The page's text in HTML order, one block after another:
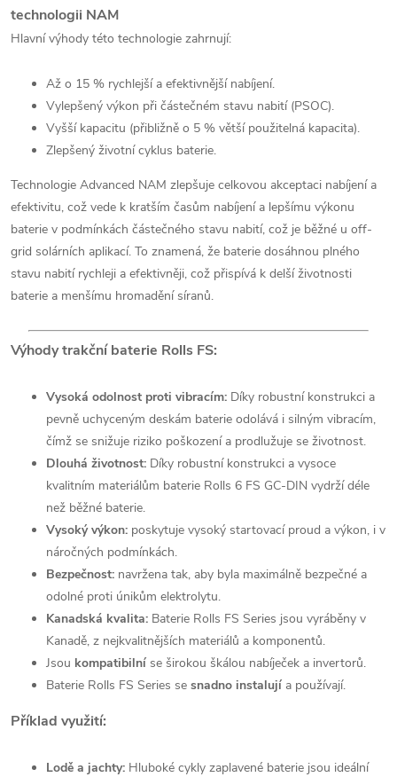
technologii NAM
Hlavní výhody této technologie zahrnují:
Až o 15 % rychlejší a efektivnější nabíjení.
Vylepšený výkon při částečném stavu nabití (PSOC).
Vyšší kapacitu (přibližně o 5 % větší použitelná kapacita).
Zlepšený životní cyklus baterie.
Technologie Advanced NAM zlepšuje celkovou akceptaci nabíjení a
efektivitu, což vede k kratším časům nabíjení a lepšímu výkonu
baterie v podmínkách částečného stavu nabití, což je běžné u off-
grid solárních aplikací. To znamená, že baterie dosáhnou plného
stavu nabití rychleji a efektivněji, což přispívá k delší životnosti
baterie a menšímu hromadění síranů.
Výhody trakční baterie Rolls FS:
Vysoká odolnost proti vibracím: Díky robustní konstrukci a
pevně uchyceným deskám baterie odolává i silným vibracím,
čímž se snižuje riziko poškození a prodlužuje se životnost.
Dlouhá životnost: Díky robustní konstrukci a vysoce
kvalitním materiálům baterie Rolls 6 FS GC-DIN vydrží déle
než běžné baterie.
Vysoký výkon: poskytuje vysoký startovací proud a výkon, i v
náročných podmínkách.
Bezpečnost: navržena tak, aby byla maximálně bezpečné a
odolné proti únikům elektrolytu.
Kanadská kvalita: Baterie Rolls FS Series jsou vyráběny v
Kanadě, z nejkvalitnějších materiálů a komponentů.
Jsou kompatibilní se širokou škálou nabíječek a invertorů.
Baterie Rolls FS Series se snadno instalují a používají.
Příklad využití:
Lodě a jachty: Hluboké cykly zaplavené baterie jsou ideální